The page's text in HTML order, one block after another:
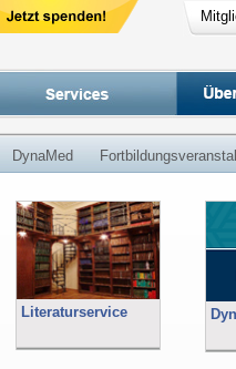
DynaMed
Literaturservice